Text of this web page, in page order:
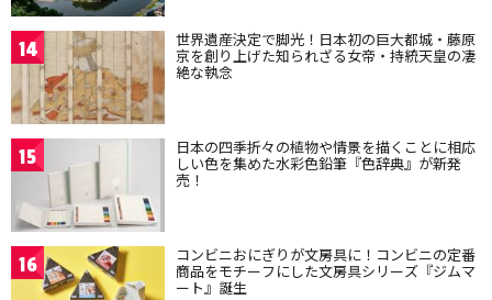
14 世界遺産決定で脚光！日本初の巨大都城・藤原
京を創り上げた知られざる女帝・持統天皇の凄
絶な執念
15 日本の四季折々の植物や情景を描くことに相応
しい色を集めた水彩色鉛筆『色辞典』が新発
売！
16 コンビニおにぎりが文房具に！コンビニの定番
商品をモチーフにした文房具シリーズ『ジムマ
ート』誕生